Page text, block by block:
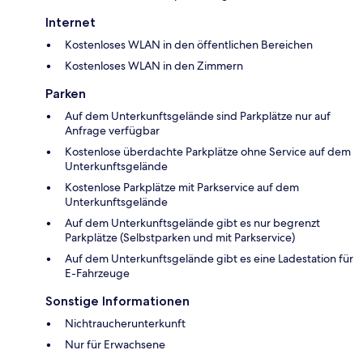
Internet
Kostenloses WLAN in den öffentlichen Bereichen
Kostenloses WLAN in den Zimmern
Parken
Auf dem Unterkunftsgelände sind Parkplätze nur auf
Anfrage verfügbar
Kostenlose überdachte Parkplätze ohne Service auf dem
Unterkunftsgelände
Kostenlose Parkplätze mit Parkservice auf dem
Unterkunftsgelände
Auf dem Unterkunftsgelände gibt es nur begrenzt
Parkplätze (Selbstparken und mit Parkservice)
Auf dem Unterkunftsgelände gibt es eine Ladestation für
E-Fahrzeuge
Sonstige Informationen
Nichtraucherunterkunft
Nur für Erwachsene